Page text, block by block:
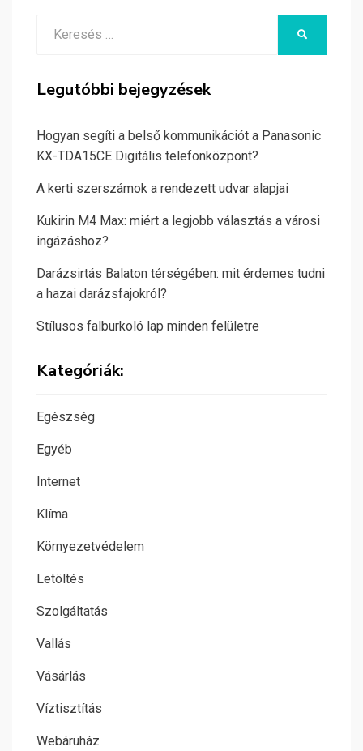
Legutóbbi bejegyzések
Hogyan segíti a belső kommunikációt a Panasonic
KX-TDA15CE Digitális telefonközpont?
A kerti szerszámok a rendezett udvar alapjai
Kukirin M4 Max: miért a legjobb választás a városi
ingázáshoz?
Darázsirtás Balaton térségében: mit érdemes tudni
a hazai darázsfajokról?
Stílusos falburkoló lap minden felületre
Kategóriák:
Egészség
Egyéb
Internet
Klíma
Környezetvédelem
Letöltés
Szolgáltatás
Vallás
Vásárlás
Víztisztítás
Webáruház